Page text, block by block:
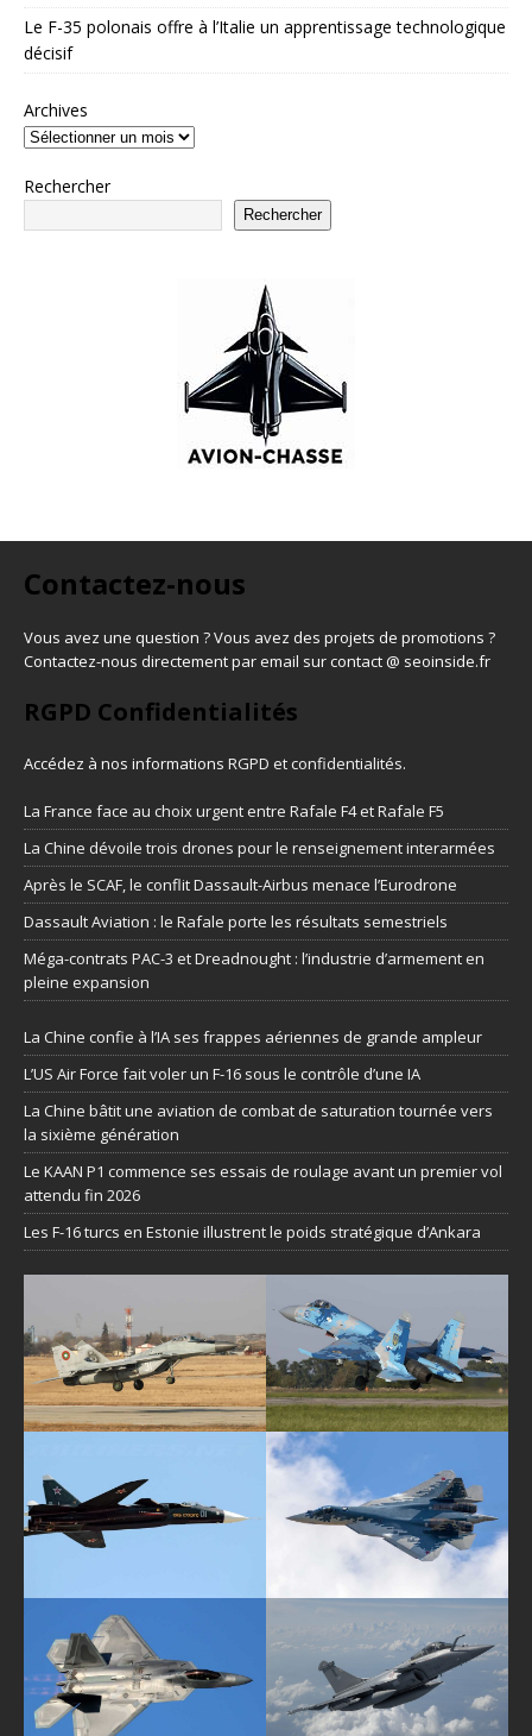
Le F-35 polonais offre à l’Italie un apprentissage technologique
décisif
Archives
Rechercher
Rechercher
Contactez-nous
Vous avez une question ? Vous avez des projets de promotions ?
Contactez-nous directement par email sur contact @ seoinside.fr
RGPD Confidentialités
Accédez à nos informations RGPD et confidentialités.
La France face au choix urgent entre Rafale F4 et Rafale F5
La Chine dévoile trois drones pour le renseignement interarmées
Après le SCAF, le conflit Dassault-Airbus menace l’Eurodrone
Dassault Aviation : le Rafale porte les résultats semestriels
Méga-contrats PAC-3 et Dreadnought : l’industrie d’armement en
pleine expansion
La Chine confie à l’IA ses frappes aériennes de grande ampleur
L’US Air Force fait voler un F-16 sous le contrôle d’une IA
La Chine bâtit une aviation de combat de saturation tournée vers
la sixième génération
Le KAAN P1 commence ses essais de roulage avant un premier vol
attendu fin 2026
Les F-16 turcs en Estonie illustrent le poids stratégique d’Ankara